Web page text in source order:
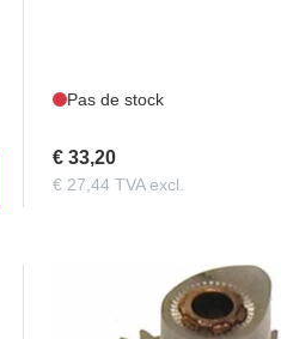
Pas de stock
€ 33,20
€ 27,44 TVA excl.